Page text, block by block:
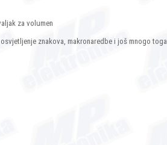
za volumen
znakova, makronaredbe i još mnogo toga